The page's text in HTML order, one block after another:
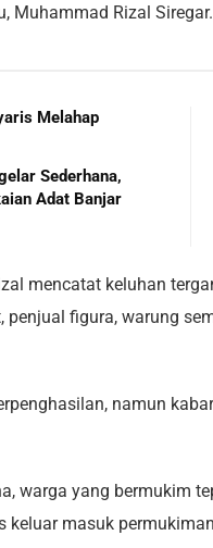
Muhammad Rizal Siregar.
Melahap
Sederhana,
Adat Banjar
mencatat keluhan
penjual figura, warung
namun
warga yang bermukim
keluar masuk